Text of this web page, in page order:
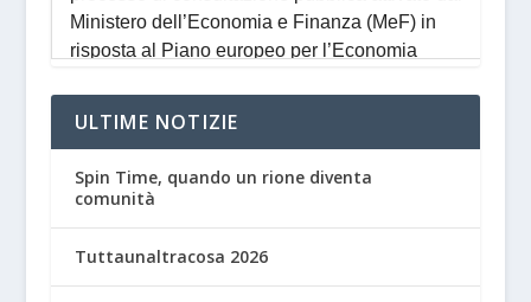
ULTIME NOTIZIE
Spin Time, quando un rione diventa
comunità
Tuttaunaltracosa 2026